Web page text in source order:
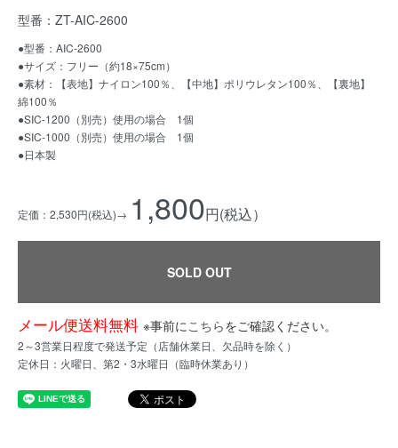
型番：ZT-AIC-2600
●型番：AIC-2600
●サイズ：フリー（約18×75cm）
●素材：【表地】ナイロン100％、【中地】ポリウレタン100％、【裏地】
綿100％
●SIC-1200（別売）使用の場合 1個
●SIC-1000（別売）使用の場合 1個
●日本製
定価：2,530円(税込)→ 1,800円(税込）
SOLD OUT
メール便送料無料 ※事前にこちらをご確認ください。
2～3営業日程度で発送予定（店舗休業日、欠品時を除く）
定休日：火曜日、第2・3水曜日（臨時休業あり）